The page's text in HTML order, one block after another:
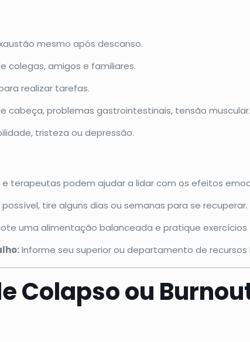
mesmo após descanso.
colegas, amigos e familiares.
realizar tarefas.
cabeça, problemas gastrointestinais, tensão muscular.
tristeza ou depressão.
e terapeutas podem ajudar a lidar com os efeitos
possível, tire alguns dias ou semanas para se recuperar.
uma alimentação balanceada e pratique exercícios
Informe seu superior ou departamento de
Colapso ou